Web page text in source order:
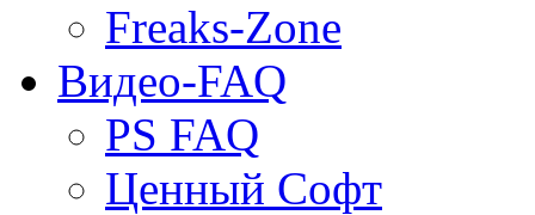
Freaks-Zone
Видео-FAQ
PS FAQ
Ценный Софт